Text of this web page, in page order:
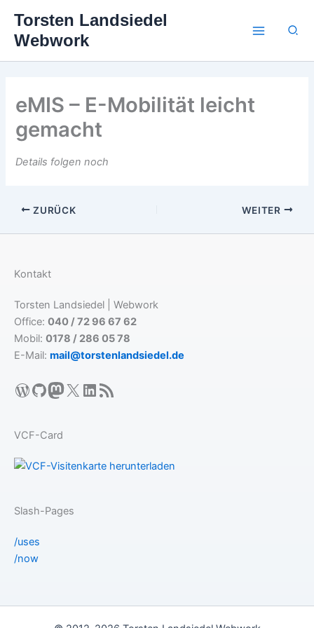
Inhalt
springen
Torsten Landsiedel
Webwork
eMIS – E-Mobilität leicht
gemacht
Details folgen noch
ZURÜCK WEITER
Kontakt
Torsten Landsiedel | Webwork
Office: 040 / 72 96 67 62
Mobil: 0178 / 286 05 78
E-Mail: mail@torstenlandsiedel.de
WordPress
GitHub
Mastodon
X LinkedIn
RSS-Feed
VCF-Card
Slash-Pages
/uses
/now